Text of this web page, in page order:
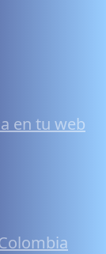
en tu web